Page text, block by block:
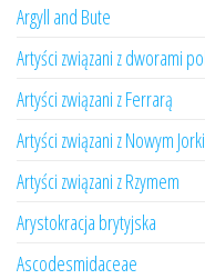
Argyll and Bute
Artyści związani z dworami
Artyści związani z Ferrarą
Artyści związani z Nowym
Artyści związani z Rzymem
Arystokracja brytyjska
Ascodesmidaceae